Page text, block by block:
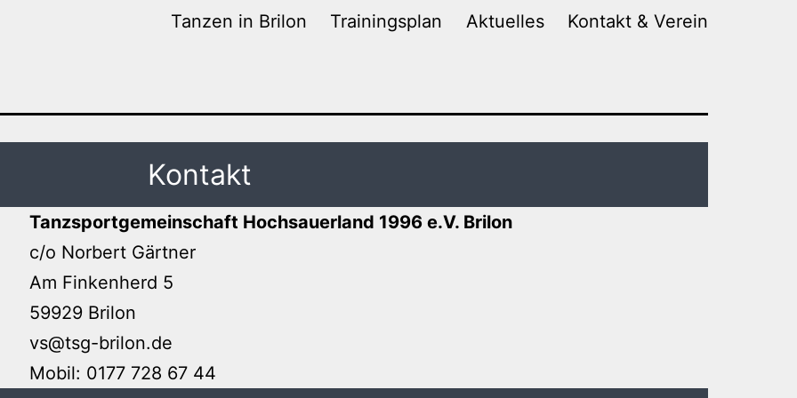
Tanzen in Brilon Trainingsplan Aktuelles Kontakt & Verein
Kontakt
Tanzsportgemeinschaft Hochsauerland 1996 e.V. Brilon
c/o Norbert Gärtner
Am Finkenherd 5
59929 Brilon
vs@tsg-brilon.de
Mobil: 0177 728 67 44